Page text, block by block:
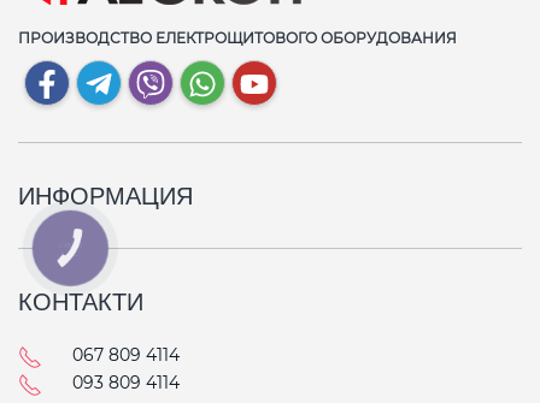
ПРОИЗВОДСТВО ЕЛЕКТРОЩИТОВОГО ОБОРУДОВАНИЯ
ИНФОРМАЦИЯ
КОНТАКТИ
067 809 4114
093 809 4114
КНОПКА
СВЯЗИ